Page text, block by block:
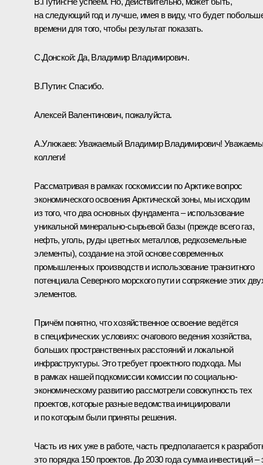
на следующий год и лучше, имея в виду, что будет
времени для того, чтобы результат показать.
С.Донской: Да, Владимир Владимирович.
В.Путин:Спасибо.
Алексей Валентинович, пожалуйста.
А.Улюкаев: Уважаемый Владимир Владимирович!
коллеги!
Рассматривая в рамках госкомиссии по Арктике вопрос
экономического освоения Арктической зоны, мы исходим
из того, что два основных фундамента – использование
уникальной минерально-сырьевой базы (прежде всего газ,
нефть, уголь, руды цветных металлов, редкоземельные
элементы), создание на этой основе современных
промышленных производств и использование транзитного
потенциала Северного морского пути и сопряжение этих
элементов.
Причём понятно, что хозяйственное освоение ведётся
в специфических условиях: очагового ведения хозяйства,
больших пространственных расстояний и локальной
инфраструктуры. Это требует проектного подхода. Мы
в рамках нашей подкомиссии комиссии по социально-
экономическому развитию рассмотрели совокупность тех
проектов, которые разные ведомства инициировали
и по которым были приняты решения.
Часть из них уже в работе, часть предполагается к
это порядка 150 проектов. До 2030 года сумма инвестиций –